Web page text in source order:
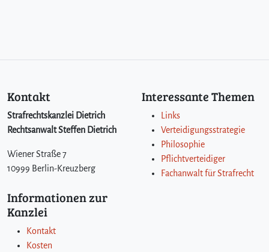
Kontakt
Strafrechtskanzlei Dietrich
Rechtsanwalt Steffen Dietrich
Wiener Straße 7
10999 Berlin-Kreuzberg
Interessante Themen
Links
Verteidigungsstrategie
Philosophie
Pflichtverteidiger
Fachanwalt für Strafrecht
Informationen zur
Kanzlei
Kontakt
Kosten